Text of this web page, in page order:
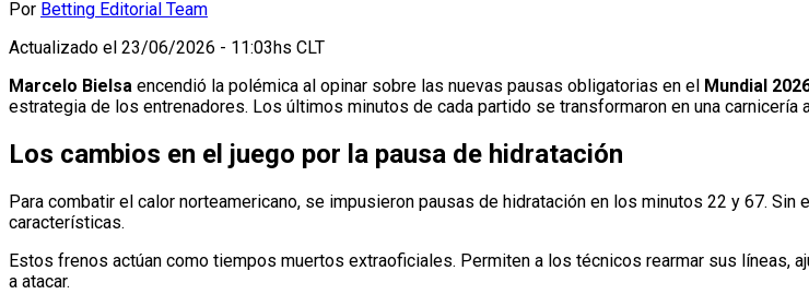
Por Betting Editorial Team
Actualizado el 23/06/2026 - 11:03hs CLT
Marcelo Bielsa encendió la polémica al opinar sobre las nuevas pausas obligatorias en el Mundial
estrategia de los entrenadores. Los últimos minutos de cada partido se transformaron en una carnicería
Los cambios en el juego por la pausa de hidratación
Para combatir el calor norteamericano, se impusieron pausas de hidratación en los minutos 22 y 67.
características.
Estos frenos actúan como tiempos muertos extraoficiales. Permiten a los técnicos rearmar sus líneas,
a atacar.